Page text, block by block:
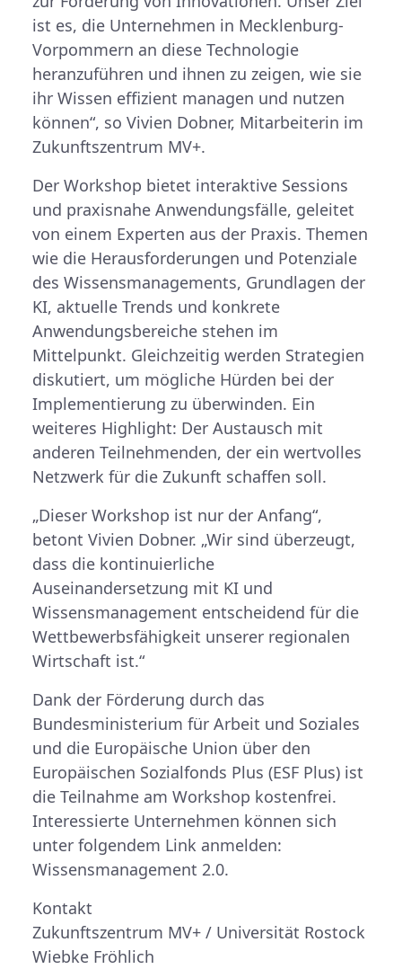
ist es, die Unternehmen in Mecklenburg-
Vorpommern an diese Technologie
heranzuführen und ihnen zu zeigen, wie sie
ihr Wissen effizient managen und nutzen
können“, so Vivien Dobner, Mitarbeiterin im
Zukunftszentrum MV+.
Der Workshop bietet interaktive Sessions
und praxisnahe Anwendungsfälle, geleitet
von einem Experten aus der Praxis. Themen
wie die Herausforderungen und Potenziale
des Wissensmanagements, Grundlagen der
KI, aktuelle Trends und konkrete
Anwendungsbereiche stehen im
Mittelpunkt. Gleichzeitig werden Strategien
diskutiert, um mögliche Hürden bei der
Implementierung zu überwinden. Ein
weiteres Highlight: Der Austausch mit
anderen Teilnehmenden, der ein wertvolles
Netzwerk für die Zukunft schaffen soll.
„Dieser Workshop ist nur der Anfang“,
betont Vivien Dobner. „Wir sind überzeugt,
dass die kontinuierliche
Auseinandersetzung mit KI und
Wissensmanagement entscheidend für die
Wettbewerbsfähigkeit unserer regionalen
Wirtschaft ist.“
Dank der Förderung durch das
Bundesministerium für Arbeit und Soziales
und die Europäische Union über den
Europäischen Sozialfonds Plus (ESF Plus) ist
die Teilnahme am Workshop kostenfrei.
Interessierte Unternehmen können sich
unter folgendem Link anmelden:
Wissensmanagement 2.0.
Kontakt
Zukunftszentrum MV+ / Universität Rostock
Wiebke Fröhlich